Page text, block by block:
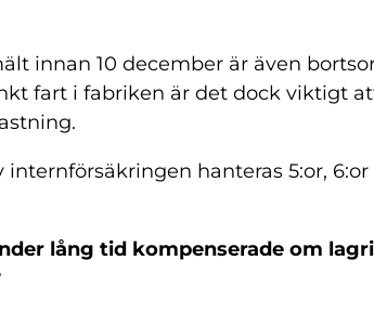
innan 10 december är även
fart i fabriken är det dock viktigt
hanteras 5:or, 6:or
lång tid kompenserade om